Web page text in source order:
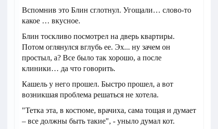
Вспомнив это Блин сглотнул. Угощали… слово-то
какое … вкусное.
Блин тоскливо посмотрел на дверь квартиры.
Потом оглянулся вглубь ее. Эх... ну зачем он
простыл, а? Все было так хорошо, а после
клиники… да что говорить.
Кашель у него прошел. Быстро прошел, а вот
возникшая проблема решаться не хотела.
"Тетка эта, в костюме, врачиха, сама тощая и думает
– все должны быть такие", - уныло думал кот.